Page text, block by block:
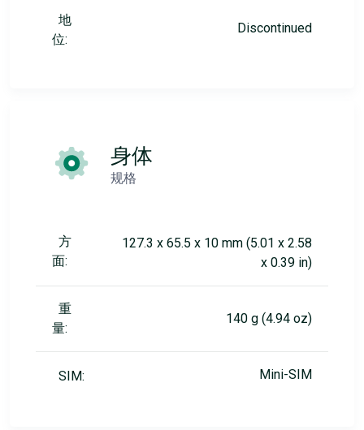
地
位:
Discontinued
身体
规格
方
面:
127.3 x 65.5 x 10 mm (5.01 x 2.58
x 0.39 in)
重
量:
140 g (4.94 oz)
SIM: Mini-SIM